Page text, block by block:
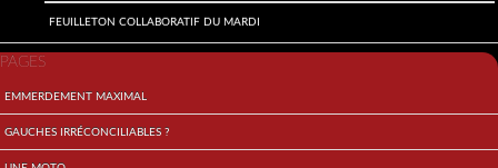
Feuilleton collaboratif du mardi
PAGES
Emmerdement maximal
Gauches irréconciliables ?